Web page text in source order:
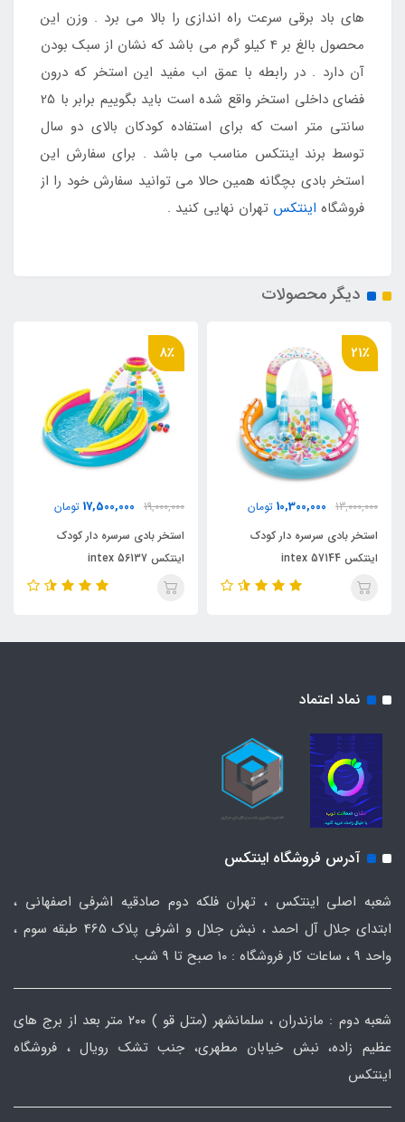
های باد برقی سرعت راه اندازی را بالا می برد . وزن این
محصول بالغ بر 4 کیلو گرم می باشد که نشان از سبک بودن
آن دارد . در رابطه با عمق اب مفید این استخر که درون
فضای داخلی استخر واقع شده است باید بگوییم برابر با 25
سانتی متر است که برای استفاده کودکان بالای دو سال
توسط برند اینتکس مناسب می باشد . برای سفارش این
استخر بادی بچگانه همین حالا می توانید سفارش خود را از
فروشگاه اینتکس تهران نهایی کنید .
دیگر محصولات
21٪
13,000,000
10,300,000 تومان
استخر بادی سرسره دار کودک
اینتکس intex 57144
8٪
19,000,000
17,500,000 تومان
استخر بادی سرسره دار کودک
اینتکس intex 56137
نماد اعتماد
آدرس فروشگاه اینتکس
شعبه اصلی اینتکس ، تهران فلکه دوم صادقیه اشرفی اصفهانی ،
ابتدای جلال آل احمد ، نبش جلال و اشرفی پلاک 465 طبقه سوم ،
واحد ۹ ، ساعات کار فروشگاه : ۱۰ صبح تا ۹ شب.
شعبه دوم : مازندران ، سلمانشهر (متل قو ) ۲۰۰ متر بعد از برج های
عظیم زاده، نبش خیابان مطهری، جنب تشک رویال ، فروشگاه
اینتکس